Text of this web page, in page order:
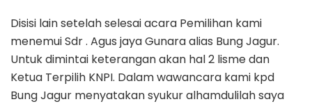
Disisi lain setelah selesai acara Pemilihan kami
menemui Sdr . Agus jaya Gunara alias Bung Jagur.
Untuk dimintai keterangan akan hal 2 lisme dan
Ketua Terpilih KNPI. Dalam wawancara kami kpd
Bung Jagur menyatakan syukur alhamdulilah saya